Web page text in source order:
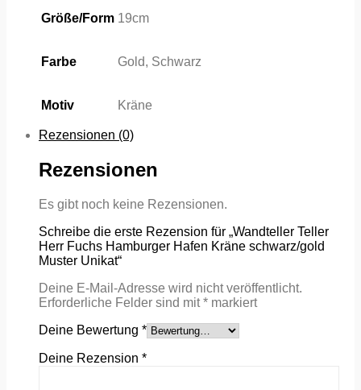
Größe/Form 19cm
Farbe Gold, Schwarz
Motiv Kräne
Rezensionen (0)
Rezensionen
Es gibt noch keine Rezensionen.
Schreibe die erste Rezension für „Wandteller Teller
Herr Fuchs Hamburger Hafen Kräne schwarz/gold
Muster Unikat“
Deine E-Mail-Adresse wird nicht veröffentlicht.
Erforderliche Felder sind mit* markiert
Deine Bewertung *
Deine Rezension *